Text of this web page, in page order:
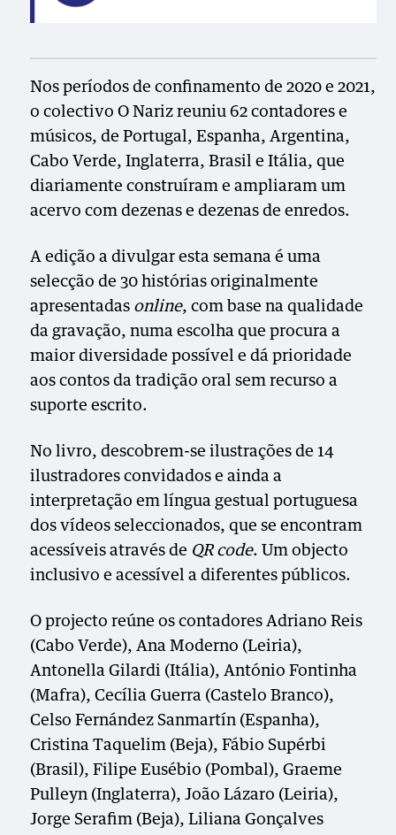
Nos períodos de confinamento de 2020 e 2021,
o colectivo O Nariz reuniu 62 contadores e
músicos, de Portugal, Espanha, Argentina,
Cabo Verde, Inglaterra, Brasil e Itália, que
diariamente construíram e ampliaram um
acervo com dezenas e dezenas de enredos.
A edição a divulgar esta semana é uma
selecção de 30 histórias originalmente
apresentadas online, com base na qualidade
da gravação, numa escolha que procura a
maior diversidade possível e dá prioridade
aos contos da tradição oral sem recurso a
suporte escrito.
No livro, descobrem-se ilustrações de 14
ilustradores convidados e ainda a
interpretação em língua gestual portuguesa
dos vídeos seleccionados, que se encontram
acessíveis através de QR code. Um objecto
inclusivo e acessível a diferentes públicos.
O projecto reúne os contadores Adriano Reis
(Cabo Verde), Ana Moderno (Leiria),
Antonella Gilardi (Itália), António Fontinha
(Mafra), Cecília Guerra (Castelo Branco),
Celso Fernández Sanmartín (Espanha),
Cristina Taquelim (Beja), Fábio Supérbi
(Brasil), Filipe Eusébio (Pombal), Graeme
Pulleyn (Inglaterra), João Lázaro (Leiria),
Jorge Serafim (Beja), Liliana Gonçalves